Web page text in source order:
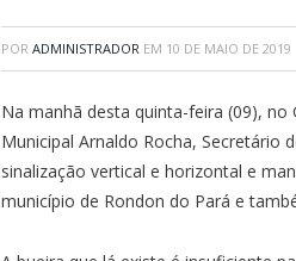
POR ADMINISTRADOR EM 10 DE MAIO DE 2019
Na manhã desta quinta-feira (09),
Municipal Arnaldo Rocha, Secretário
sinalização vertical e horizontal e
município de Rondon do Pará e